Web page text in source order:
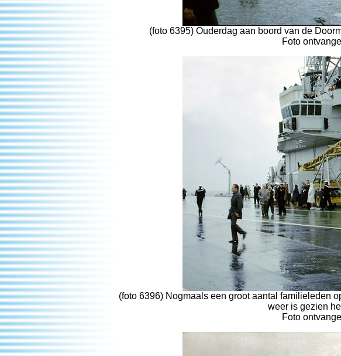
(foto 6395) Ouderdag aan boord van de
Foto
(foto 6396) Nogmaals een groot aantal familieleden
weer is gezien
Foto